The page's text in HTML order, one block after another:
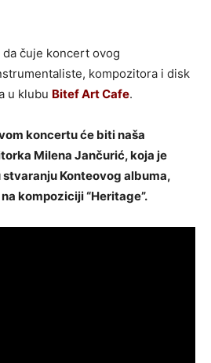
čuje koncert ovog
kompozitora i disk
u klubu Bitef Art Cafe.
koncertu će biti naša
Milena Jančurić, koja je
Konteovog albuma,
kompoziciji “Heritage”.